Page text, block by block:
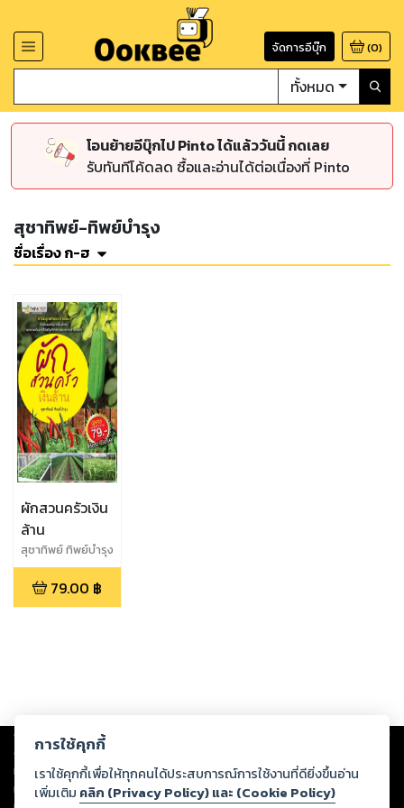
จัดการอีบุ๊ก (0)
ทั้งหมด
โอนย้ายอีบุ๊กไป Pinto ได้แล้ววันนี้ กดเลย
รับทันทีโค้ดลด ซื้อและอ่านได้ต่อเนื่องที่ Pinto
สุชาทิพย์-ทิพย์บำรุง
ชื่อเรื่อง ก-ฮ
ผักสวนครัวเงิน
ล้าน
สุชาทิพย์ ทิพย์บำรุง
79.00 ฿
Copyright © 2026
ต่อผลงานหรือเนื้อหาใดที่อัปโหลดผ่านเว็บไซต์และปรากฏว่าละเมิดสิทธิใน
ทรัพย์สินทางปัญญาของบุคคลอื่นหรือขัดต่อกฎหมายและศีลธรรม ดังนั้น ผู้อ่าน
ทุกท่านโปรดใช้วิจารณญาณในการกลั่นกรองด้วยตนเอง และหากท่านพบว่าส่วน
การใช้คุกกี้
เราใช้คุกกี้เพื่อให้ทุกคนได้ประสบการณ์การใช้งานที่ดียิ่งขึ้นอ่าน
เพิ่มเติม คลิก (Privacy Policy) และ (Cookie Policy)